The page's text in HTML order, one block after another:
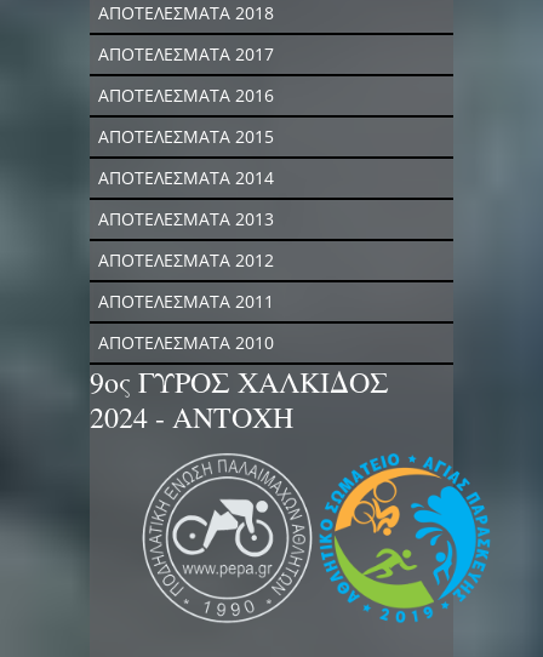
ΑΠΟΤΕΛΕΣΜΑΤΑ 2018
ΑΠΟΤΕΛΕΣΜΑΤΑ 2017
ΑΠΟΤΕΛΕΣΜΑΤΑ 2016
ΑΠΟΤΕΛΕΣΜΑΤΑ 2015
ΑΠΟΤΕΛΕΣΜΑΤΑ 2014
ΑΠΟΤΕΛΕΣΜΑΤΑ 2013
ΑΠΟΤΕΛΕΣΜΑΤΑ 2012
ΑΠΟΤΕΛΕΣΜΑΤΑ 2011
ΑΠΟΤΕΛΕΣΜΑΤΑ 2010
9ος ΓΥΡΟΣ ΧΑΛΚΙΔΟΣ
2024 - ΑΝΤΟΧΗ